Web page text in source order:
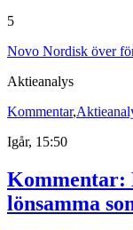
5
Novo Nordisk över
Aktieanalys
Kommentar,
Igår, 15:50
Kommentar:
lönsamma